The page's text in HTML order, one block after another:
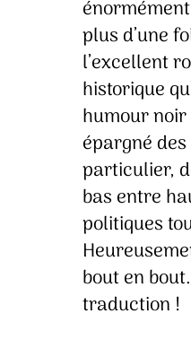
plus d’une
l’excellent
historique
humour
épargné
particulier,
bas entre
politiques
bout en
traduction !